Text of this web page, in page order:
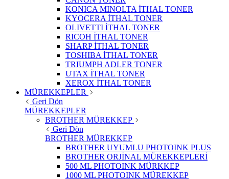
KONICA MINOLTA İTHAL TONER
KYOCERA İTHAL TONER
OLIVETTI İTHAL TONER
RICOH İTHAL TONER
SHARP İTHAL TONER
TOSHIBA İTHAL TONER
TRIUMPH ADLER TONER
UTAX İTHAL TONER
XEROX İTHAL TONER
MÜREKKEPLER
Geri Dön
MÜREKKEPLER
BROTHER MÜREKKEP
Geri Dön
BROTHER MÜREKKEP
BROTHER UYUMLU PHOTOINK PLUS
BROTHER ORJİNAL MÜREKKEPLERİ
500 ML PHOTOINK MÜRKKEP
1000 ML PHOTOINK MÜREKKEP